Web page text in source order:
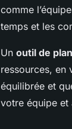
comme
temps et les
Un outil de
ressources, en
équilibrée et
votre équipe et